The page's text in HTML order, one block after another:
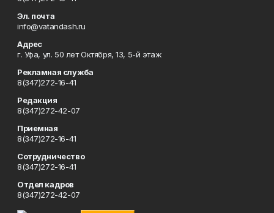
Эл. почта
info@vatandash.ru
Адрес
г. Уфа, ул. 50 лет Октября, 13, 5-й этаж
Рекламная служба
8(347)272-16-41
Редакция
8(347)272-42-07
Приемная
8(347)272-16-41
Сотрудничество
8(347)272-16-41
Отдел кадров
8(347)272-42-07